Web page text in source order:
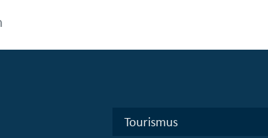
Tourismus